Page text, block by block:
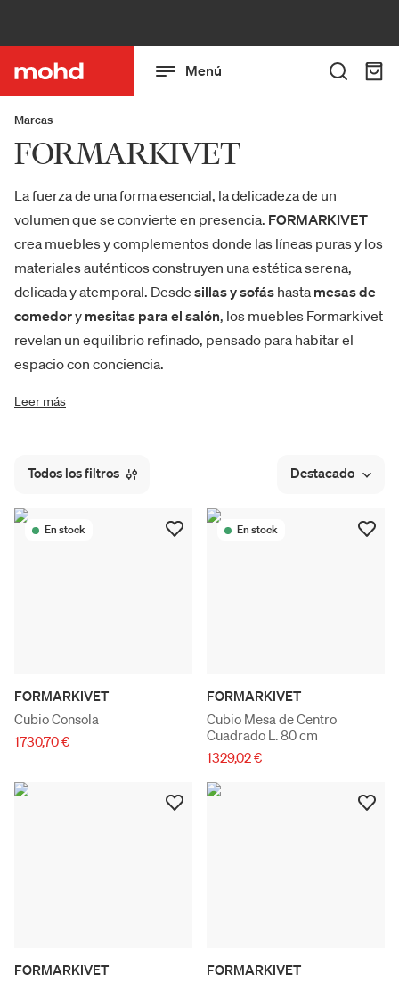
Menú
Marcas
FORMARKIVET
La fuerza de una forma esencial, la delicadeza de un
volumen que se convierte en presencia. FORMARKIVET
crea muebles y complementos donde las líneas puras y los
materiales auténticos construyen una estética serena,
delicada y atemporal. Desde sillas y sofás hasta mesas de
comedory mesitas para el salón, los muebles Formarkivet
revelan un equilibrio refinado, pensado para habitar el
espacio con conciencia.
Leer más
Todos los filtros Destacado
En stock
FORMARKIVET
Cubio Consola
1730,70 €
En stock
FORMARKIVET
Cubio Mesa de Centro
Cuadrado L. 80 cm
1329,02 €
FORMARKIVET
FORMARKIVET